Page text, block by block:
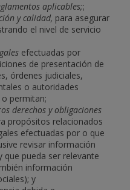
aplicables;;
y calidad, para asegurar
el nivel de servicio
efectuadas por
de presentación de
órdenes judiciales,
o autoridades
permitan;
derechos y obligaciones
propósitos relacionados
efectuadas por o que
revisar información
que pueda ser relevante
información
y